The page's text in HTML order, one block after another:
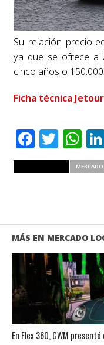
Su relación precio-
ya que se ofrece a
cinco años o
Ficha técnica
MÁS EN MERCADO
En Flex 360, GWM presentó